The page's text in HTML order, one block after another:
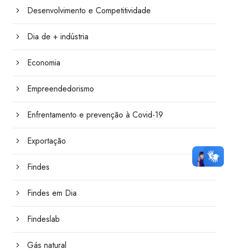
Desenvolvimento e Competitividade
Dia de + indústria
Economia
Empreendedorismo
Enfrentamento e prevenção à Covid-19
Exportação
Findes
Findes em Dia
Findeslab
Gás natural